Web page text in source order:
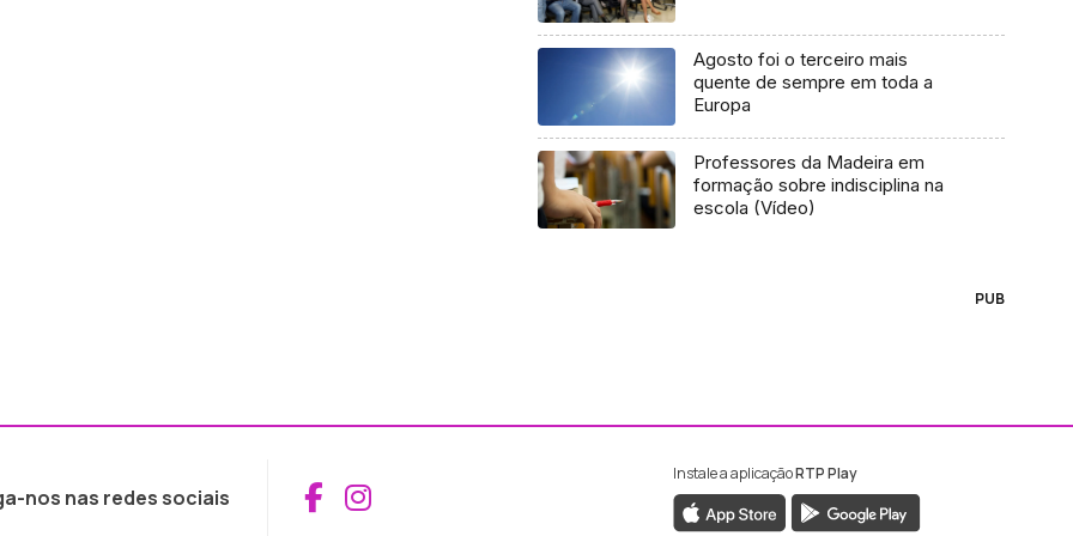
Agosto foi o terceiro mais
quente de sempre em toda a
Europa
Professores da Madeira em
formação sobre indisciplina na
escola (Vídeo)
PUB
nos nas redes sociais Aceder ao Facebook da RTP Madeira
Aceder ao Instagram da RTP Madeira
Instale a aplicaçãoRTP Play